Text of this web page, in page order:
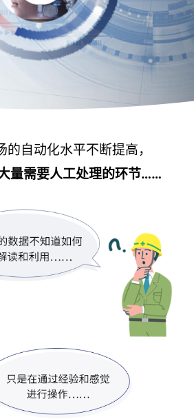
的自动化水平不断提高，
量需要人工处理的环节……